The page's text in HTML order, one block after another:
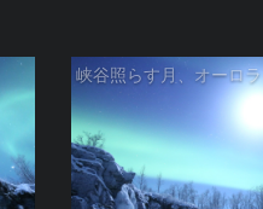
峡谷照らす月、オーロラ